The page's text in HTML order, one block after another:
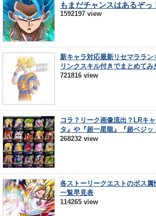
もまだチャンスはあるぞっ
1592197 view
新キャラ対応最新リセマララ
リンクスキル付きでまとめてみ
721816 view
コラ？リーク画像流出？LRキ
タ』や『超一星龍』『超ベジッ
268232 view
各ストーリークエストのボス
一覧早見表
114265 view